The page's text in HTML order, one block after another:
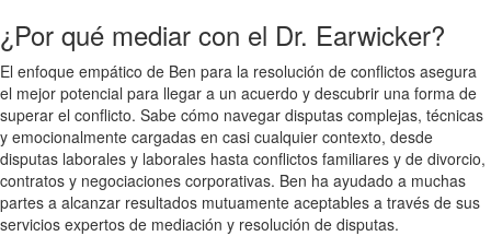
¿Por qué mediar con el Dr. Earwicker?
El enfoque empático de Ben para la resolución de conflictos asegura
el mejor potencial para llegar a un acuerdo y descubrir una forma de
superar el conflicto. Sabe cómo navegar disputas complejas, técnicas
y emocionalmente cargadas en casi cualquier contexto, desde
disputas laborales y laborales hasta conflictos familiares y de divorcio,
contratos y negociaciones corporativas. Ben ha ayudado a muchas
partes a alcanzar resultados mutuamente aceptables a través de sus
servicios expertos de mediación y resolución de disputas.